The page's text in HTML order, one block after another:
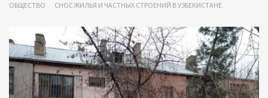
ОБЩЕСТВО СНОС ЖИЛЬЯ И ЧАСТНЫХ СТРОЕНИЙ В УЗБЕКИСТАНЕ